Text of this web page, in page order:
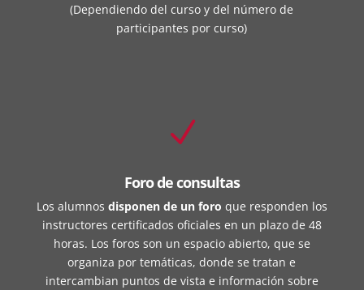
(Dependiendo del curso y del número de
participantes por curso)
N
Foro de consultas
Los alumnos disponen de un foro que responden los
instructores certificados oficiales en un plazo de 48
horas. Los foros son un espacio abierto, que se
organiza por temáticas, donde se tratan e
intercambian puntos de vista e información sobre